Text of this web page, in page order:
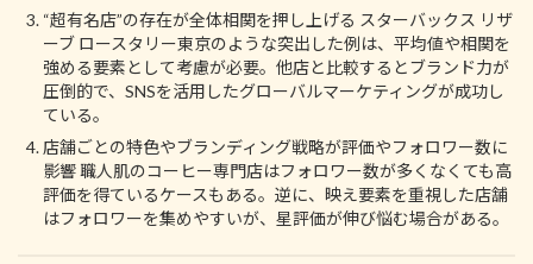
“超有名店”の存在が全体相関を押し上げる スターバックス リザ
ーブ ロースタリー東京のような突出した例は、平均値や相関を
強める要素として考慮が必要。他店と比較するとブランド力が
圧倒的で、SNSを活用したグローバルマーケティングが成功し
ている。
店舗ごとの特色やブランディング戦略が評価やフォロワー数に
影響 職人肌のコーヒー専門店はフォロワー数が多くなくても高
評価を得ているケースもある。逆に、映え要素を重視した店舗
はフォロワーを集めやすいが、星評価が伸び悩む場合がある。